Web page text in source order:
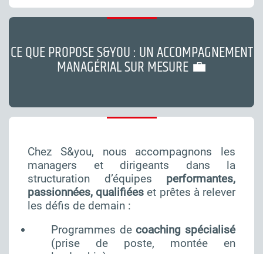
CE QUE PROPOSE S&YOU : UN ACCOMPAGNEMENT
MANAGÉRIAL SUR MESURE 💼
Chez S&you, nous accompagnons les
managers et dirigeants dans la
structuration d’équipes performantes,
passionnées, qualifiées et prêtes à relever
les défis de demain :
Programmes decoaching spécialisé
(prise de poste, montée en